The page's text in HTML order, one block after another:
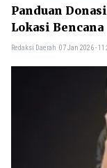
Panduan
Lokasi Bencana
Redaksi Daerah 07 Jan 2026 -